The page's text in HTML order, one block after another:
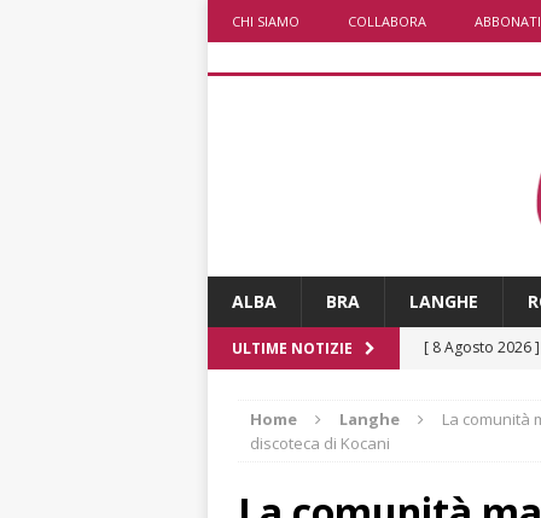
CHI SIAMO COLLABORA ABBONATI
ALBA BRA LANGHE
ULTIME NOTIZIE [ 8 Agosto 2026 ]
[ 8 Agosto 2026 ]
[ 8 Agosto 2026 ]
Home Langhe
La comunità
discoteca di Kocani